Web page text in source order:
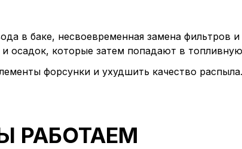
в баке, несвоевременная замена фильтров и
осадок, которые затем попадают в
форсунки и ухудшить качество
РАБОТАЕМ